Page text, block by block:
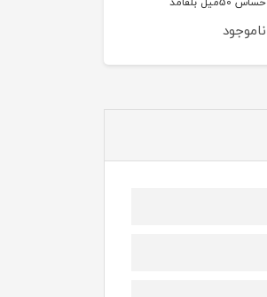
ناموجود